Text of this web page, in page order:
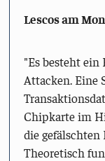
Lescos am
"Es besteht
Attacken. Eine
Chipkarte im
die
Theoretisch